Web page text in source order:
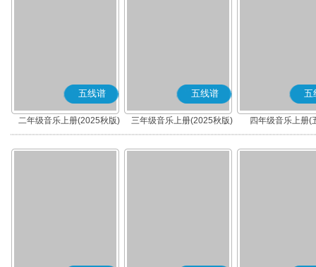
五线谱
二年级音乐上册(2025秋版)
(五线谱)
五线谱
三年级音乐上册(2025秋版)
(五线谱)
五
四年级音乐上册(